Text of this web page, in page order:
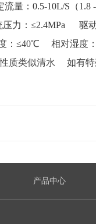
流量：0.5-10L/S（1.8
压力：≤2.4MPa 驱
：≤40℃ 相对湿度
质类似清水 如有特
产品中心